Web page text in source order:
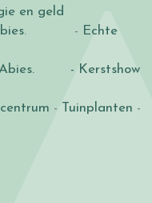
en geld
. - Echte
- Kerstshow
- Tuinplanten -